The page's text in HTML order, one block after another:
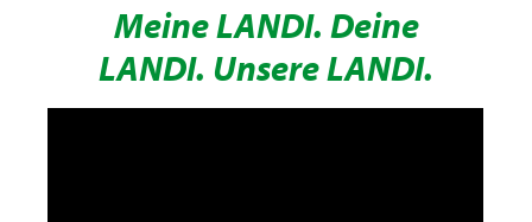
Meine LANDI. Deine
LANDI. Unsere LANDI.